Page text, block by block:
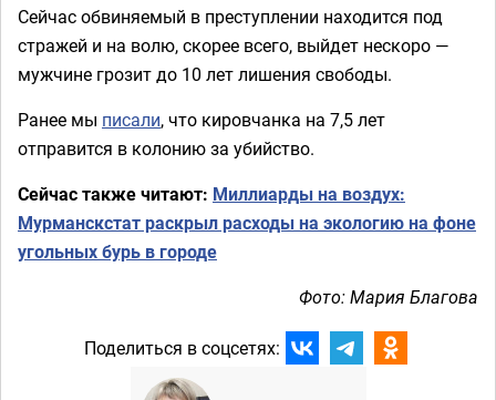
Сейчас обвиняемый в преступлении находится под
стражей и на волю, скорее всего, выйдет нескоро —
мужчине грозит до 10 лет лишения свободы.
Ранее мы писали, что кировчанка на 7,5 лет
отправится в колонию за убийство.
Сейчас также читают: Миллиарды на воздух:
Мурманскстат раскрыл расходы на экологию на фоне
угольных бурь в городе
Фото: Мария Благова
Поделиться в соцсетях: